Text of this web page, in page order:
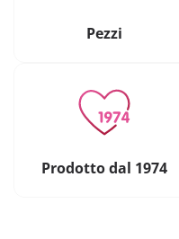
Pezzi
Prodotto dal 1974